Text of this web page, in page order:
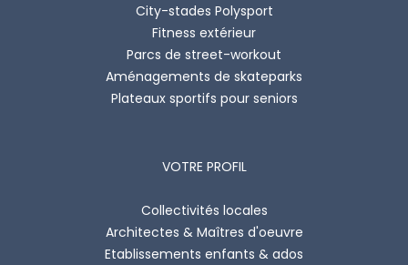
City-stades Polysport
Fitness extérieur
Parcs de street-workout
Aménagements de skateparks
Plateaux sportifs pour seniors
VOTRE PROFIL
Collectivités locales
Architectes & Maîtres d'oeuvre
Etablissements enfants & ados